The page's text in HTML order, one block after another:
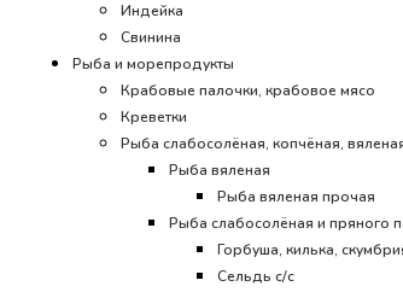
Индейка
Свинина
Рыба и морепродукты
Крабовые палочки, крабовое мясо
Креветки
Рыба слабосолёная, копчёная,
Рыба вяленая
Рыба вяленая прочая
Рыба слабосолёная и пряного
Горбуша, килька,
Сельдь с/с